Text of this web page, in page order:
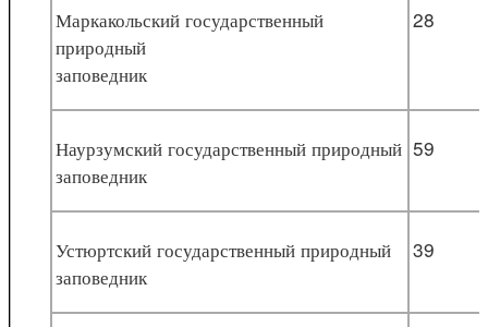
Маркакольский государственный
природный
заповедник
28
Наурзумский государственный природный
заповедник
59
Устюртский государственный природный
заповедник
39